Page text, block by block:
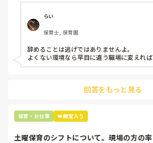
今で言う不適切保育も
仕方ないよね
もう何も言わずに
子どもの言いなりになればいいんだね
などいう意見で…
上の先生に相談することは難しそうです。
最後の職場にしようと思っていましたが
辞めることは逃げ、と、過去辞めた人も何
います
らい
保育士, 保育園
辞めることは逃げではありませんよ。
よくない環境なら早目に違う職場に変えれば
回答をもっと見る
保育・お仕事 👑殿堂入り
土曜保育のシフトについて。現場の方の